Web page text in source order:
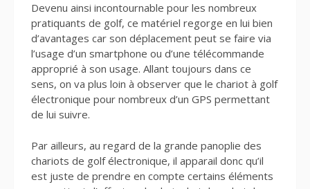
Devenu ainsi incontournable pour les nombreux
pratiquants de golf, ce matériel regorge en lui bien
d’avantages car son déplacement peut se faire via
l’usage d’un smartphone ou d’une télécommande
approprié à son usage. Allant toujours dans ce
sens, on va plus loin à observer que le chariot à golf
électronique pour nombreux d’un GPS permettant
de lui suivre.
Par ailleurs, au regard de la grande panoplie des
chariots de golf électronique, il apparail donc qu’il
est juste de prendre en compte certains éléments